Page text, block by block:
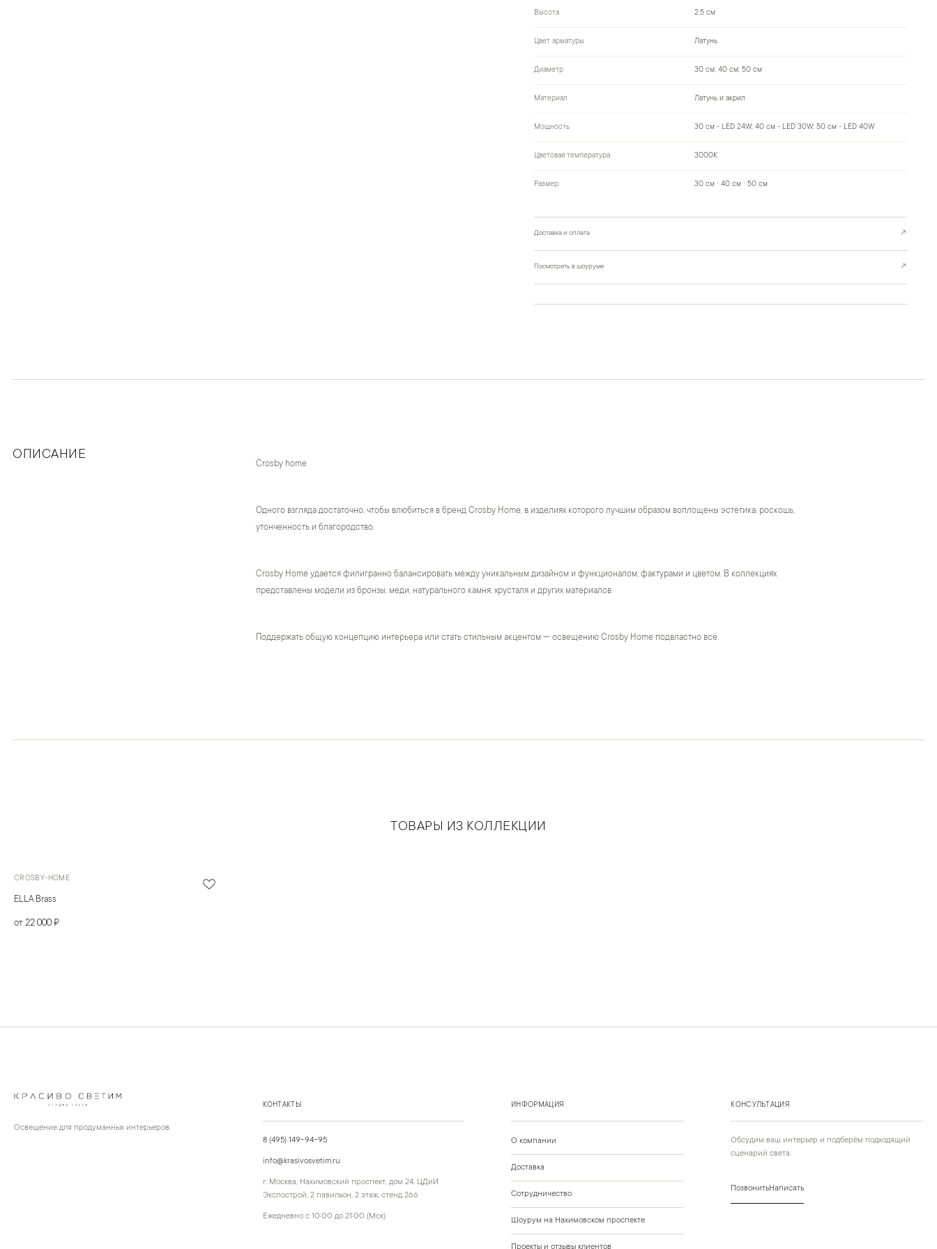
Высота 2,5 см
Цвет арматуры Латунь
Диаметр 30 см; 40 см; 50 см
Материал Латунь и акрил
Мощность 30 см - LED 24W; 40 см - LED 30W; 50 см - LED 40W
Цветовая температура 3000K
Размер 30 см · 40 см · 50 см
Доставка и оплата ↗
Посмотреть в шоуруме ↗
ОПИСАНИЕ
Crosby home
Одного взгляда достаточно, чтобы влюбиться в бренд Crosby Home, в изделиях которого лучшим образом воплощены эстетика, роскошь,
утонченность и благородство.
Crosby Home удается филигранно балансировать между уникальным дизайном и функционалом, фактурами и цветом. В коллекциях
представлены модели из бронзы, меди, натурального камня, хрусталя и других материалов.
Поддержать общую концепцию интерьера или стать стильным акцентом — освещению Crosby Home подвластно всё.
ТОВАРЫ ИЗ КОЛЛЕКЦИИ
CROSBY-HOME
ELLA Brass
от 22 000 ₽
Освещение для продуманных интерьеров.
КОНТАКТЫ
8 (495) 149-94-95
info@krasivosvetim.ru
г. Москва, Нахимовский проспект, дом 24, ЦДиИ
Экспострой, 2 павильон, 2 этаж, стенд 266
Ежедневно с 10:00 до 21:00 (Мск)
КОНСУЛЬТАЦИЯ
Обсудим ваш интерьер и подберём подходящий
сценарий света.
ПозвонитьНаписать
ИНФОРМАЦИЯ
О компании
Доставка
Сотрудничество
Шоурум на Нахимовском проспекте